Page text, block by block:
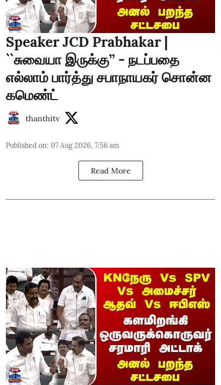
Speaker JCD Prabhakar |
``சுவையா இருக்கு’’ - நடப்பதை
எல்லாம் பார்த்து சபாநாயகர் சொன்ன
கமெண்ட்
thanthitv
Published on: 07 Aug 2026, 7:56 am
Read More